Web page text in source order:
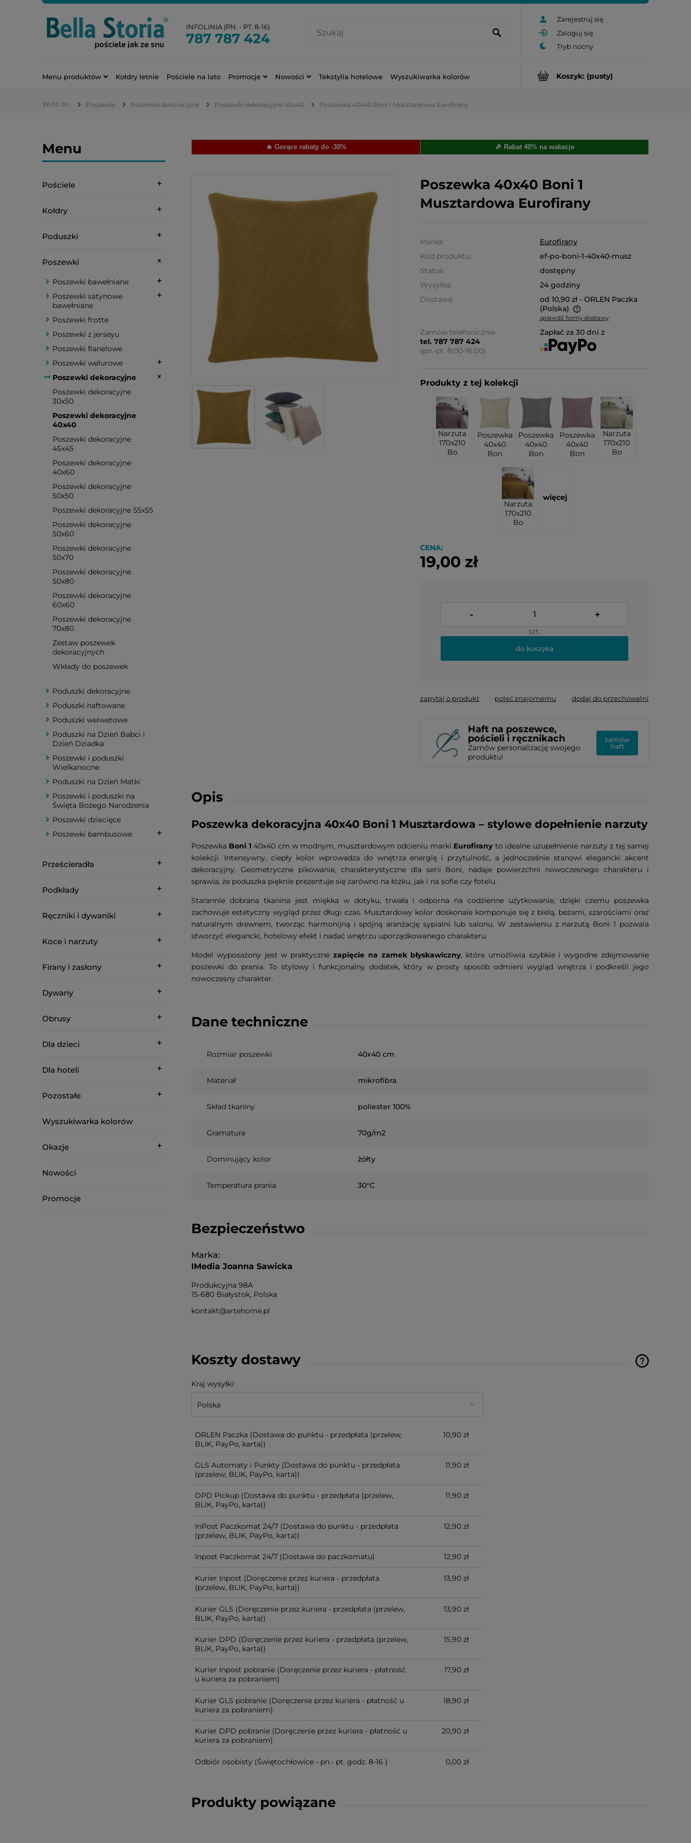
Zarejestruj się
Zaloguj się
INFOLINIA (PN. - PT. 8-16)
787 787 424
Koszyk: (pusty)
Menu produktów Kołdry letnie Pościele na lato Promocje Nowości Tekstylia hotelowe Wyszukiwarka kolorów
Poszewki Poszewki dekoracyjne Poszewki dekoracyjne 40x40 Poszewka 40x40 Boni 1 Musztardowa Eurofirany
Menu
Pościele
Kołdry
Poduszki
Poszewki
Poszewki bawełniane
Poszewki satynowe
bawełniane
Poszewki frotte
Poszewki z jerseyu
Poszewki flanelowe
Poszewki welurowe
Poszewki dekoracyjne
Poszewki dekoracyjne
30x50
Poszewki dekoracyjne
40x40
Poszewki dekoracyjne
45x45
Poszewki dekoracyjne
40x60
Poszewki dekoracyjne
50x50
Poszewki dekoracyjne 55x55
Poszewki dekoracyjne
50x60
Poszewki dekoracyjne
50x70
Poszewki dekoracyjne
50x80
Poszewki dekoracyjne
60x60
Poszewki dekoracyjne
70x80
Zestaw poszewek
dekoracyjnych
Wkłady do poszewek
Poduszki dekoracyjne
Poduszki haftowane
Poduszki welwetowe
Poduszki na Dzień Babci i
Dzień Dziadka
Poszewki i poduszki
Wielkanocne
Poduszki na Dzień Matki
Poszewki i poduszki na
Święta Bożego Narodzenia
Poszewki dziecięce
Poszewki bambusowe
Prześcieradła
Podkłady
Ręczniki i dywaniki
Koce i narzuty
Firany i zasłony
Dywany
Obrusy
Dla dzieci
Dla hoteli
Pozostałe
Wyszukiwarka kolorów
Okazje
Nowości
Promocje
🔥 Gorące rabaty do -30% 🎉 Rabat 40% na wakacje
Poszewka 40x40 Boni 1
Musztardowa Eurofirany
Marka:
Eurofirany
Kod produktu:
ef-po-boni-1-40x40-musz
Status:
dostępny
Wysyłka:
24 godziny
Dostawa:
od 10,90 zł - ORLEN Paczka
(Polska)
Cena nie zawiera ewentualnych
kosztów płatności
sprawdź formy dostawy
Zamów telefonicznie
tel. 787 787 424
(pn.-pt. 8:00-16:00)
Zapłać za 30 dni z
Produkty z tej kolekcji
Narzuta
170x210
Bo
Poszewka
40x40
Bon
Poszewka
40x40
Bon
Poszewka
40x40
Bon
Narzuta
170x210
Bo
Narzuta
170x210
Bo
więcej
CENA:
19,00 zł
- +
szt.
do koszyka
zapytaj o produkt poleć znajomemu dodaj do przechowalni
Haft na poszewce,
pościeli i ręcznikach
Zamów personalizację swojego
produktu!
zamów
haft
Opis
Poszewka dekoracyjna 40x40 Boni 1 Musztardowa – stylowe dopełnienie narzuty
Poszewka Boni 140x40 cm w modnym, musztardowym odcieniu marki Eurofiranyto idealne uzupełnienie narzuty z tej samej
kolekcji. Intensywny, ciepły kolor wprowadza do wnętrza energię i przytulność, a jednocześnie stanowi elegancki akcent
dekoracyjny. Geometryczne pikowanie, charakterystyczne dla serii Boni, nadaje powierzchni nowoczesnego charakteru i
sprawia, że poduszka pięknie prezentuje się zarówno na łóżku, jak i na sofie czy fotelu.
Starannie dobrana tkanina jest miękka w dotyku, trwała i odporna na codzienne użytkowanie, dzięki czemu poszewka
zachowuje estetyczny wygląd przez długi czas. Musztardowy kolor doskonale komponuje się z bielą, beżami, szarościami oraz
naturalnym drewnem, tworząc harmonijną i spójną aranżację sypialni lub salonu. W zestawieniu z narzutą Boni 1 pozwala
stworzyć elegancki, hotelowy efekt i nadać wnętrzu uporządkowanego charakteru.
Model wyposażony jest w praktyczne zapięcie na zamek błyskawiczny, które umożliwia szybkie i wygodne zdejmowanie
poszewki do prania. To stylowy i funkcjonalny dodatek, który w prosty sposób odmieni wygląd wnętrza i podkreśli jego
nowoczesny charakter.
Dane techniczne
Rozmiar poszewki 40x40 cm
Materiał mikrofibra
Skład tkaniny poliester 100%
Gramatura 70g/m2
Dominujący kolor żółty
Temperatura prania 30°C
Bezpieczeństwo
Marka
IMedia Joanna Sawicka
Produkcyjna 98A
15-680 Białystok, Polska
kontakt@artehome.pl
Koszty dostawy
Kraj wysyłki:
ORLEN Paczka (Dostawa do punktu - przedpłata (przelew,
BLIK, PayPo, karta))
10,90 zł
GLS Automaty i Punkty (Dostawa do punktu - przedpłata
(przelew, BLIK, PayPo, karta))
11,90 zł
DPD Pickup (Dostawa do punktu - przedpłata (przelew,
BLIK, PayPo, karta))
11,90 zł
InPost Paczkomat 24/7 (Dostawa do punktu - przedpłata
(przelew, BLIK, PayPo, karta))
12,90 zł
Inpost Paczkomat 24/7 (Dostawa do paczkomatu) 12,90 zł
Kurier Inpost (Doręczenie przez kuriera - przedpłata
(przelew, BLIK, PayPo, karta))
13,90 zł
Kurier GLS (Doręczenie przez kuriera - przedpłata (przelew,
BLIK, PayPo, karta))
13,90 zł
Kurier DPD (Doręczenie przez kuriera - przedpłata (przelew,
BLIK, PayPo, karta))
15,90 zł
Kurier Inpost pobranie (Doręczenie przez kuriera - płatność
u kuriera za pobraniem)
17,90 zł
Kurier GLS pobranie (Doręczenie przez kuriera - płatność u
kuriera za pobraniem)
18,90 zł
Kurier DPD pobranie (Doręczenie przez kuriera - płatność u
kuriera za pobraniem)
20,90 zł
Odbiór osobisty (Świętochłowice - pn.- pt. godz. 8-16 ) 0,00 zł
Produkty powiązane